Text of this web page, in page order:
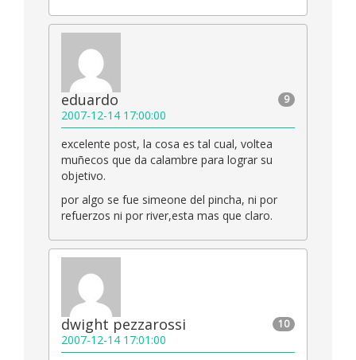
9
eduardo
2007-12-14 17:00:00
excelente post, la cosa es tal cual, voltea
muñecos que da calambre para lograr su
objetivo.
por algo se fue simeone del pincha, ni por
refuerzos ni por river,esta mas que claro.
10
dwight pezzarossi
2007-12-14 17:01:00